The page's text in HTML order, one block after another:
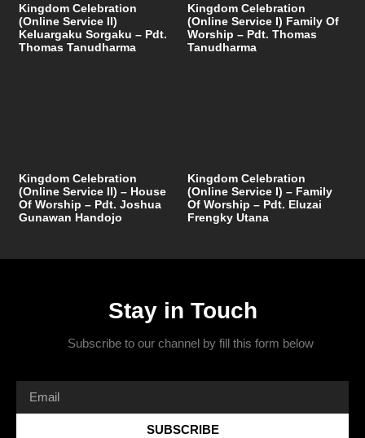
Kingdom Celebration
(Online Service II)
Keluargaku Sorgaku – Pdt.
Thomas Tanudharma
Kingdom Celebration
(Online Service I) Family Of
Worship – Pdt. Thomas
Tanudharma
Kingdom Celebration
(Online Service II) – House
Of Worship – Pdt. Joshua
Gunawan Handojo
Kingdom Celebration
(Online Service I) – Family
Of Worship – Pdt. Eluzai
Frengky Utana
Stay in Touch
Subscribe to our channel by fill this form below
SUBSCRIBE